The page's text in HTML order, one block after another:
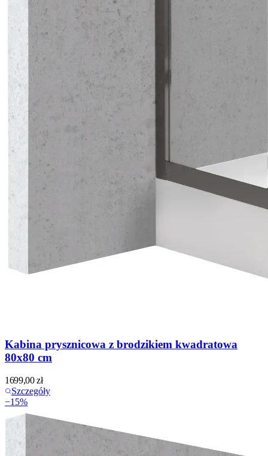
Kabina prysznicowa z brodzikiem kwadratowa
80x80 cm
1699,00zł
Szczegóły
−15%